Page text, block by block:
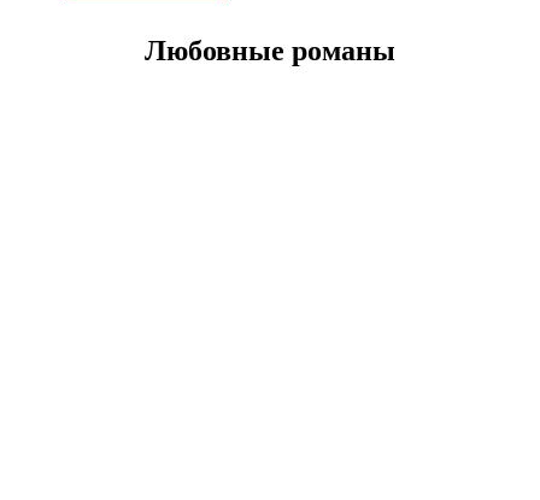
Любовные романы